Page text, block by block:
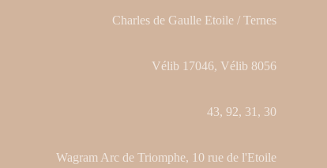
Charles de Gaulle Etoile / Ternes
Vélib 17046, Vélib 8056
43, 92, 31, 30
Wagram Arc de Triomphe, 10 rue de l'Etoile